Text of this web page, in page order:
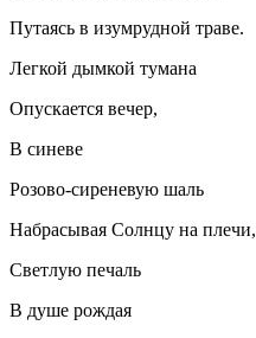
Путаясь в изумрудной траве.
Легкой дымкой тумана
Опускается вечер,
В синеве
Розово-сиреневую шаль
Набрасывая Солнцу на плечи,
Светлую печаль
В душе рождая